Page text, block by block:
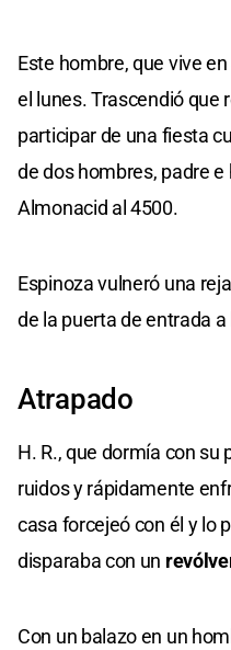
Este hombre, que vive
el lunes. Trascendió que
participar de una fiesta
de dos hombres, padre e
Almonacid al 4500.
Espinoza vulneró una
de la puerta de entrada a
Atrapado
H. R., que dormía con su
ruidos y rápidamente
casa forcejeó con él y lo
disparaba con un
Con un balazo en un